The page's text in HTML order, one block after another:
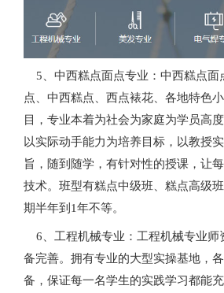
5、中西糕点面点专业：中西糕点面
点、中西糕点、西点裱花、各地特色
目，专业本着为社会为家庭为学员高
以实际动手能力为培养目标，以教授
旨，随到随学，有针对性的授课，让
技术。班型有糕点中级班、糕点高级
期半年到1年不等。
6、工程机械专业：工程机械专业师
备完善。拥有专业的大型实操基地，
备，保证每一名学生的实践学习都能